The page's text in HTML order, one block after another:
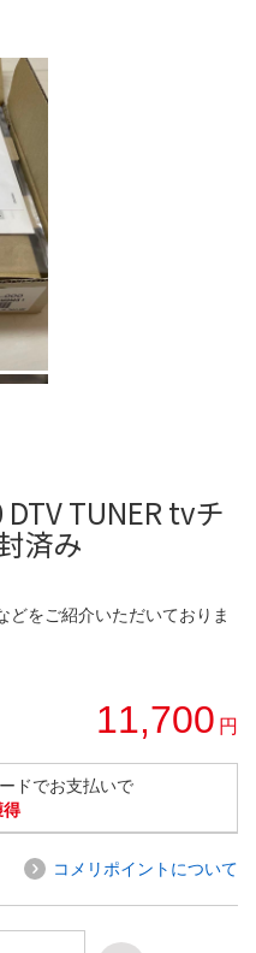
DTV TUNER tvチ
済み
どをご紹介いただいておりま
11,700 円
ドでお支払いで
得
コメリポイントについて